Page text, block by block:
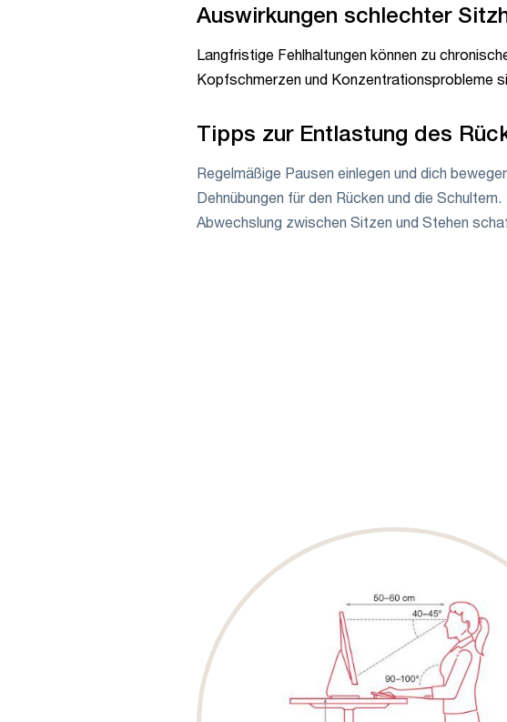
Auswirkungen schlechter
Langfristige Fehlhaltungen können zu
Kopfschmerzen und Konzentrationsprobleme
Tipps zur Entlastung des
Regelmäßige Pausen einlegen und dich
Dehnübungen für den Rücken und die Schultern.
Abwechslung zwischen Sitzen und Stehen